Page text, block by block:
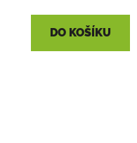
DO KOŠÍKU